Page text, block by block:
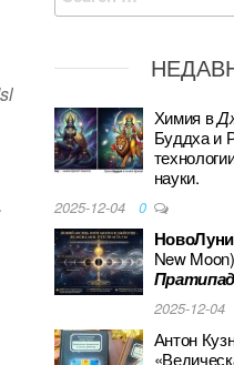
for:
Химия в
Буддха и
науки.
2025-12-04 0
New
2025-12-04
Антон